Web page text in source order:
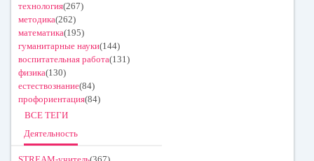
технология(267)
методика(262)
математика(195)
гуманитарные науки(144)
воспитательная работа(131)
физика(130)
естествознание(84)
профориентация(84)
ВСЕ ТЕГИ
Деятельность